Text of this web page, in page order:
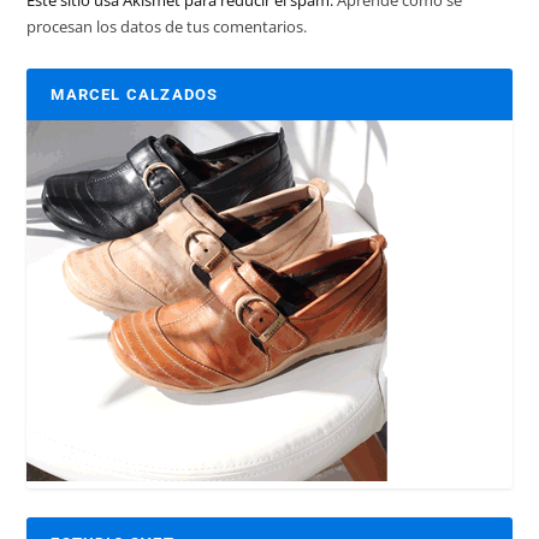
procesan los datos de tus comentarios.
MARCEL CALZADOS